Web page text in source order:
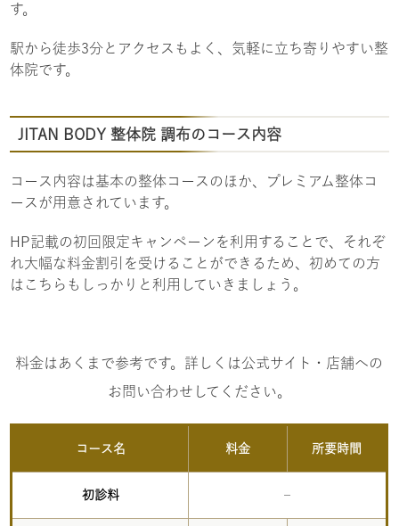
す。
駅から徒歩3分とアクセスもよく、気軽に立ち寄りやすい整
体院です。
JITAN BODY 整体院 調布のコース内容
コース内容は基本の整体コースのほか、プレミアム整体コ
ースが用意されています。
HP記載の初回限定キャンペーンを利用することで、それぞ
れ大幅な料金割引を受けることができるため、初めての方
はこちらもしっかりと利用していきましょう。
料金はあくまで参考です。詳しくは公式サイト・店舗への
お問い合わせしてください。
コース名 料金 所要時間
初診料 –